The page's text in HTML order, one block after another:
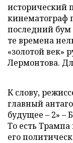
исторический
кинематограф
последний бум
те времена
«золотой век»
Лермонтова.
К слову,
главный
будущее – 2» –
То есть
его